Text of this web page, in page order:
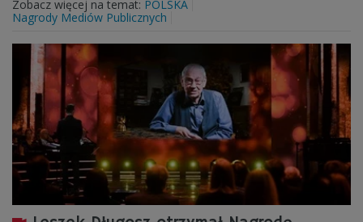
Zobacz więcej na temat: POLSKA
Nagrody Mediów Publicznych